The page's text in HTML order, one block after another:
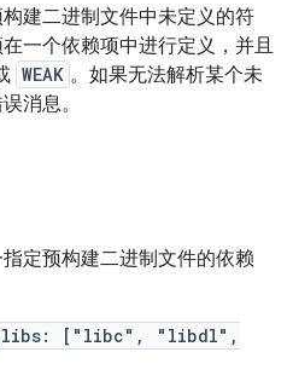
建二进制文件中未定义的符
一个依赖项中进行定义，并且
WEAK 。如果无法解析某个未
消息。
定预构建二进制文件的依赖
["libc", "libdl",